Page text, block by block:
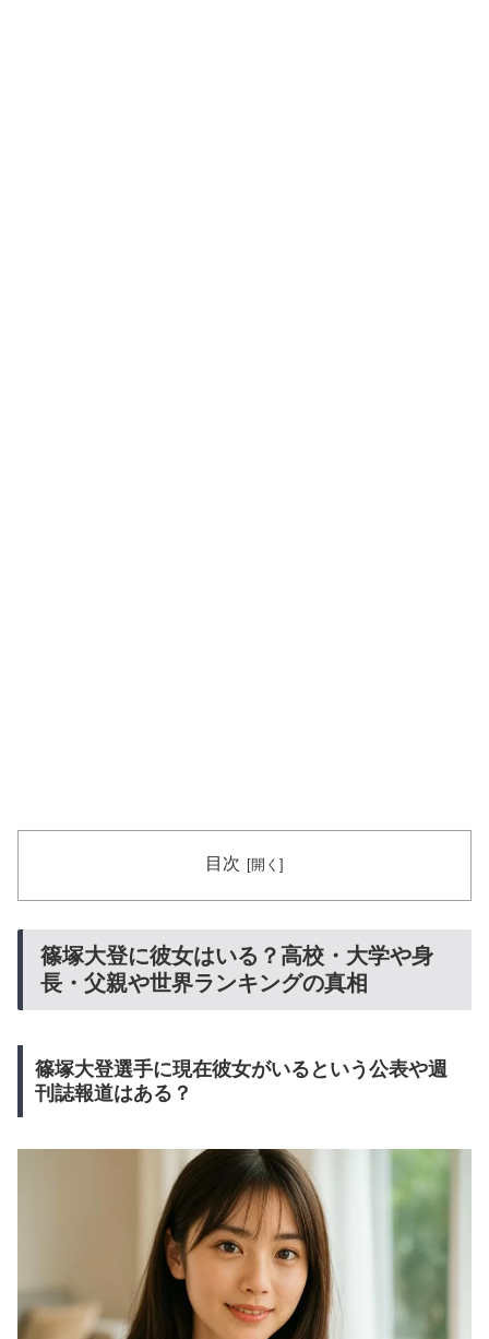
目次
篠塚大登に彼女はいる？高校・大学や身
長・父親や世界ランキングの真相
篠塚大登選手に現在彼女がいるという公表や週
刊誌報道はある？